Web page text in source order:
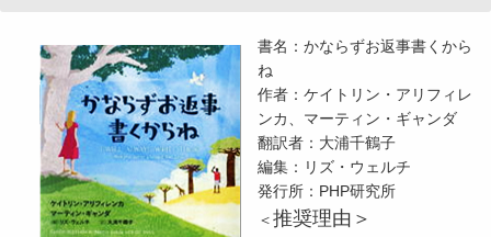
書名：かならずお返事書くから
ね
作者：ケイトリン・アリフィレ
ンカ、マーティン・ギャンダ
翻訳者：大浦千鶴子
編集：リズ・ウェルチ
発行所：PHP研究所
＜推奨理由＞